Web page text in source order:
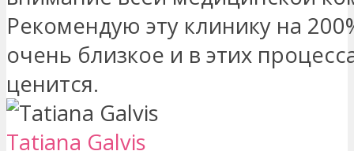
Рекомендую эту клинику на
очень близкое и в этих
ценится.
Tatiana Galvis